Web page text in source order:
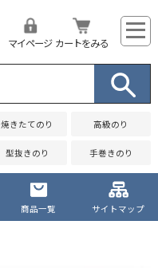
焼きたてのり 高級のり
型抜きのり 手巻きのり
マイページ カートをみる
商品一覧 サイトマップ